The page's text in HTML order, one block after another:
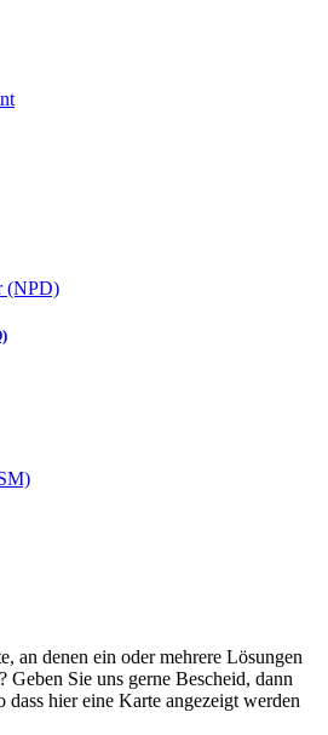
an denen ein oder mehrere Lösungen
Geben Sie uns gerne Bescheid, dann
hier eine Karte angezeigt werden